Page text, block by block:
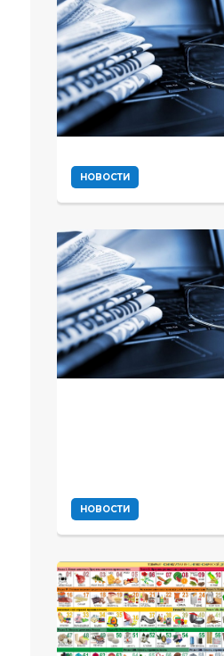
НОВОСТИ
НОВОСТИ